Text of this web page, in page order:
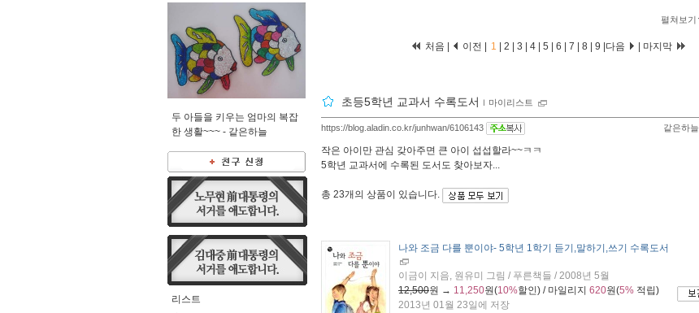
두 아들을 키우는 엄마의 복잡
한 생활~~~ - 같은하늘
리스트
펼쳐보기
처음 | 이전 | 1 2 3 4 5 6 7 8 9 다음 마지막
초등5학년 교과서 수록도서 ｌ 마이리스트
같은하늘
https://blog.aladin.co.kr/junhwan/6106143
작은 아이만 관심 갖아주면 큰 아이 섭섭할라~~ㅋㅋ
5학년 교과서에 수록된 도서도 찾아보자...
총 23개 의 상품이 있습니다.
나와 조금 다를 뿐이야- 5학년 1학기 듣기,말하기,쓰기 수록도서
이금이 지음, 원유미 그림 / 푸른책들 / 2008년 5월
12,500원 → 11,250원(10%할인) / 마일리지 620원(5% 적립)
2013년 01월 23일에 저장